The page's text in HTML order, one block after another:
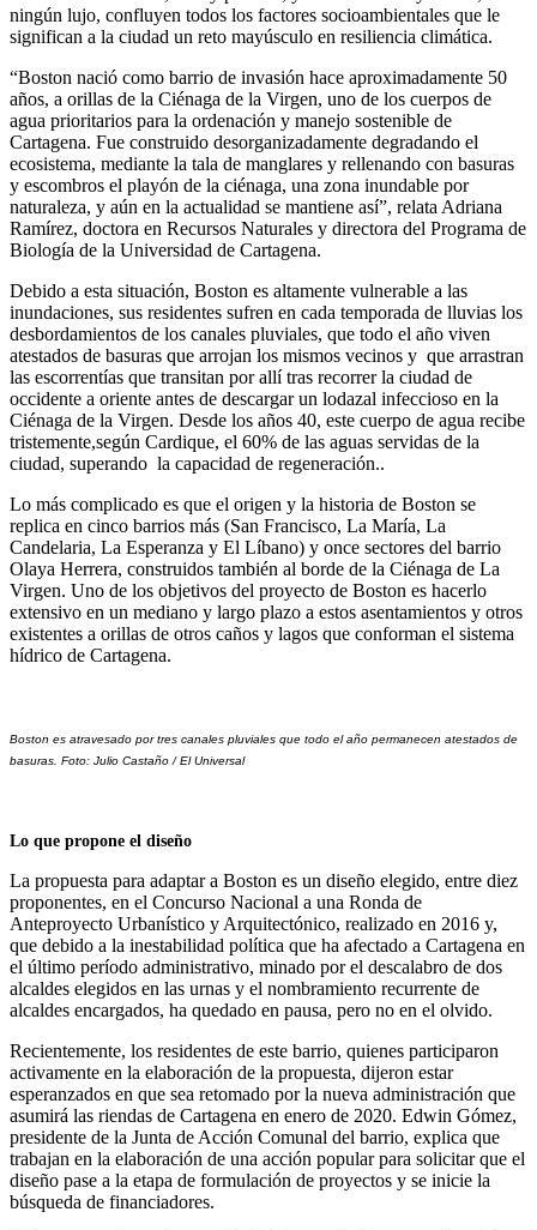
ningún lujo, confluyen todos los factores socioambientales que le
significan a la ciudad un reto mayúsculo en resiliencia climática.
“Boston nació como barrio de invasión hace aproximadamente 50
años, a orillas de la Ciénaga de la Virgen, uno de los cuerpos de
agua prioritarios para la ordenación y manejo sostenible de
Cartagena. Fue construido desorganizadamente degradando el
ecosistema, mediante la tala de manglares y rellenando con basuras
y escombros el playón de la ciénaga, una zona inundable por
naturaleza, y aún en la actualidad se mantiene así”, relata Adriana
Ramírez, doctora en Recursos Naturales y directora del Programa de
Biología de la Universidad de Cartagena.
Debido a esta situación, Boston es altamente vulnerable a las
inundaciones, sus residentes sufren en cada temporada de lluvias los
desbordamientos de los canales pluviales, que todo el año viven
atestados de basuras que arrojan los mismos vecinos y que arrastran
las escorrentías que transitan por allí tras recorrer la ciudad de
occidente a oriente antes de descargar un lodazal infeccioso en la
Ciénaga de la Virgen. Desde los años 40, este cuerpo de agua recibe
tristemente,según Cardique, el 60% de las aguas servidas de la
ciudad, superando la capacidad de regeneración..
Lo más complicado es que el origen y la historia de Boston se
replica en cinco barrios más (San Francisco, La María, La
Candelaria, La Esperanza y El Líbano) y once sectores del barrio
Olaya Herrera, construidos también al borde de la Ciénaga de La
Virgen. Uno de los objetivos del proyecto de Boston es hacerlo
extensivo en un mediano y largo plazo a estos asentamientos y otros
existentes a orillas de otros caños y lagos que conforman el sistema
hídrico de Cartagena.
Boston es atravesado por tres canales pluviales que todo el año permanecen atestados de
basuras. Foto: Julio Castaño / El Universal
Lo que propone el diseño
La propuesta para adaptar a Boston es un diseño elegido, entre diez
proponentes, en el Concurso Nacional a una Ronda de
Anteproyecto Urbanístico y Arquitectónico, realizado en 2016 y,
que debido a la inestabilidad política que ha afectado a Cartagena en
el último período administrativo, minado por el descalabro de dos
alcaldes elegidos en las urnas y el nombramiento recurrente de
alcaldes encargados, ha quedado en pausa, pero no en el olvido.
Recientemente, los residentes de este barrio, quienes participaron
activamente en la elaboración de la propuesta, dijeron estar
esperanzados en que sea retomado por la nueva administración que
asumirá las riendas de Cartagena en enero de 2020. Edwin Gómez,
presidente de la Junta de Acción Comunal del barrio, explica que
trabajan en la elaboración de una acción popular para solicitar que el
diseño pase a la etapa de formulación de proyectos y se inicie la
búsqueda de financiadores.